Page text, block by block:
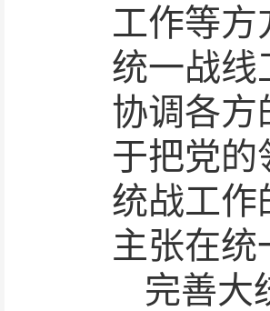
工作等方
统一战线
协调各方
于把党的
统战工作
主张在
完善大